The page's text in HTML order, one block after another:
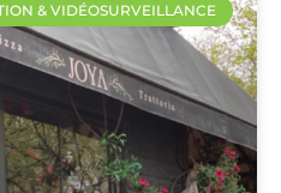
& VIDÉOSURVEILLANCE